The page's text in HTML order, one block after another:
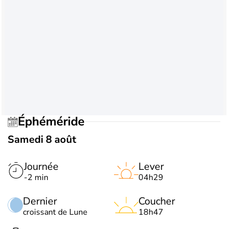
Éphéméride
Samedi 8 août
Journée
-2 min
Dernier
croissant de Lune
Lever
04h29
Coucher
18h47